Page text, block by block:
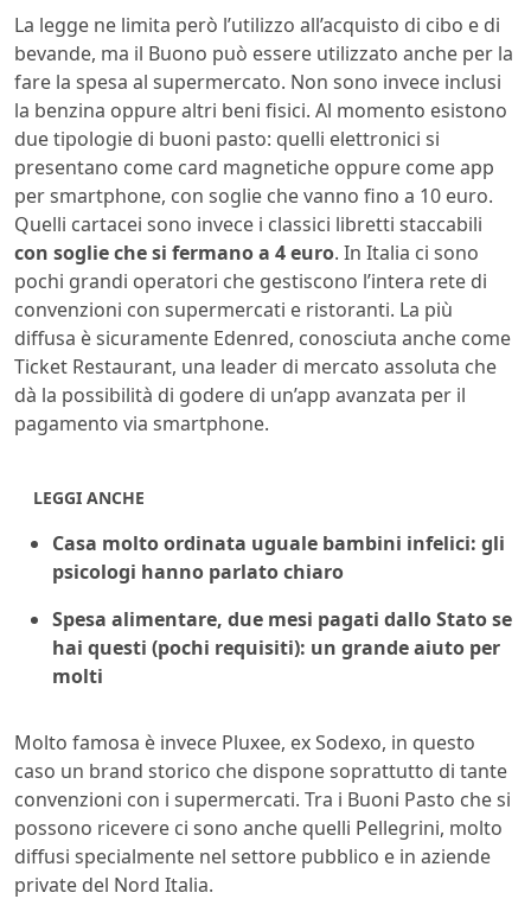
La legge ne limita però l’utilizzo all’acquisto di cibo e di
bevande, ma il Buono può essere utilizzato anche per la
fare la spesa al supermercato. Non sono invece inclusi
la benzina oppure altri beni fisici. Al momento esistono
due tipologie di buoni pasto: quelli elettronici si
presentano come card magnetiche oppure come app
per smartphone, con soglie che vanno fino a 10 euro.
Quelli cartacei sono invece i classici libretti staccabili
con soglie che si fermano a 4 euro. In Italia ci sono
pochi grandi operatori che gestiscono l’intera rete di
convenzioni con supermercati e ristoranti. La più
diffusa è sicuramente Edenred, conosciuta anche come
Ticket Restaurant, una leader di mercato assoluta che
dà la possibilità di godere di un’app avanzata per il
pagamento via smartphone.
LEGGI ANCHE
Casa molto ordinata uguale bambini infelici: gli
psicologi hanno parlato chiaro
Spesa alimentare, due mesi pagati dallo Stato se
hai questi (pochi requisiti): un grande aiuto per
molti
Molto famosa è invece Pluxee, ex Sodexo, in questo
caso un brand storico che dispone soprattutto di tante
convenzioni con i supermercati. Tra i Buoni Pasto che si
possono ricevere ci sono anche quelli Pellegrini, molto
diffusi specialmente nel settore pubblico e in aziende
private del Nord Italia.